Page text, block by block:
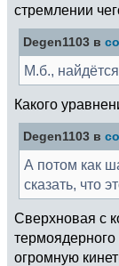
стремлении
Degen1103 в
М.б.,
Какого
Degen1103 в
А потом как
сказать, что
Сверхновая с
огромную